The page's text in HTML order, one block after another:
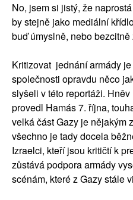
No, jsem si jistý, že
by stejně jako mediální
buď úmyslně, nebo
Kritizovat jednání armády
společnosti opravdu něco
slyšeli v této reportáži.
provedl Hamás 7. října,
velká část Gazy je nějakým
všechno je tady docela
Izraelci, kteří jsou kritičtí k
zůstává podpora armády
scénám, které z Gazy stále